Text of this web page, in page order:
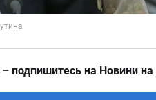
подпишитесь на Новини на